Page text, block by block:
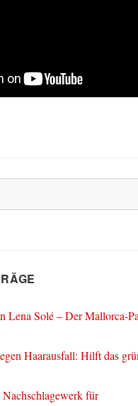
Lena Solé – Der Mallorca-
Haarausfall: Hilft das
für